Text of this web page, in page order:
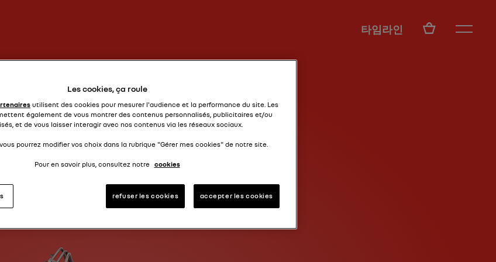
타임라인 KO
로데오 4
Les cookies, ça roule
utilisent des cookies pour mesurer l'audience et la performance du site. Les
également de vous montrer des contenus personnalisés, publicitaires et/ou
et de vous laisser interagir avec nos contenus via les réseaux sociaux.
pourrez modifier vos choix dans la rubrique "Gérer mes cookies" de notre site.
Pour en savoir plus, consultez notre cookies
refuser les cookies accepter les cookies